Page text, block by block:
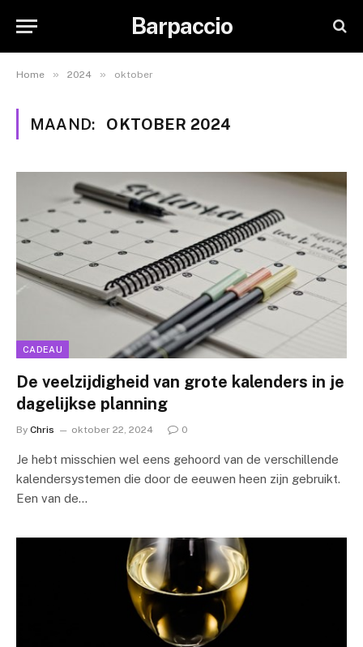
Barpaccio
Home » 2024 » oktober
MAAND: OKTOBER 2024
CADEAU
De veelzijdigheid van grote kalenders in je
dagelijkse planning
By Chris oktober 22, 2024 0
Je hebt misschien wel eens gehoord van de verschillende
kalendersystemen die door de eeuwen heen zijn gebruikt.
Een van de…